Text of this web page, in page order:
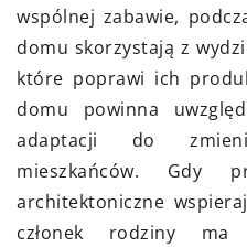
wspólnej zabawie,
domu skorzystają z
które poprawi ich
domu powinna
adaptacji do
mieszkańców. Gdy
architektoniczne
członek rodziny ma